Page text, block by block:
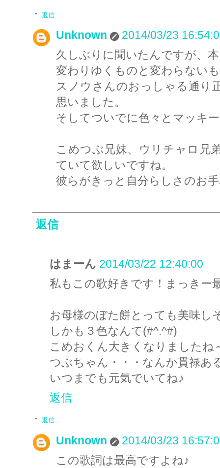
返信
Unknown
2014/03/23
久しぶりに聞いたんですが、
変わりゆくものと変わらない
スノウさんのおっしゃる通り
思いました。
そしてついでに色々とマッキ
こめつぶ兄妹、ウリチャロ兄
ていて欲しいですね。
彼らがきっと自分らしさのお
返信
はまーん 2014/03/22 12:40:00
私もこの歌好きです！まっきー
お母様のぼた餅とっても美味し
しかも３色なんて(#^.^#)
こめおくん大きくなりましたね
つぶちゃん・・・なんか貫禄あ
いつまでも元気でいてね♪
返信
返信
Unknown
2014/03/23
この歌詞は最高ですよね♪